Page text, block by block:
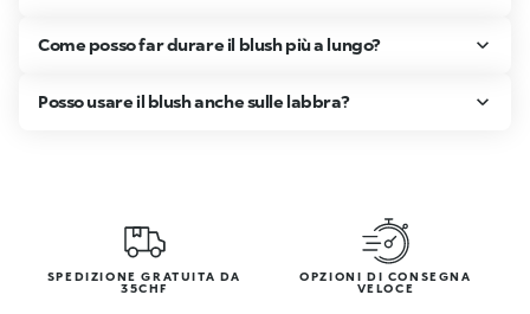
Come posso far durare il blush più a lungo?
Posso usare il blush anche sulle labbra?
SPEDIZIONE GRATUITA DA
35CHF
OPZIONI DI CONSEGNA
VELOCE